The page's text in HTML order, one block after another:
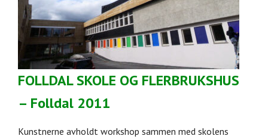
FOLLDAL SKOLE OG FLERBRUKSHUS
– Folldal 2011
Kunstnerne avholdt workshop sammen med skolens